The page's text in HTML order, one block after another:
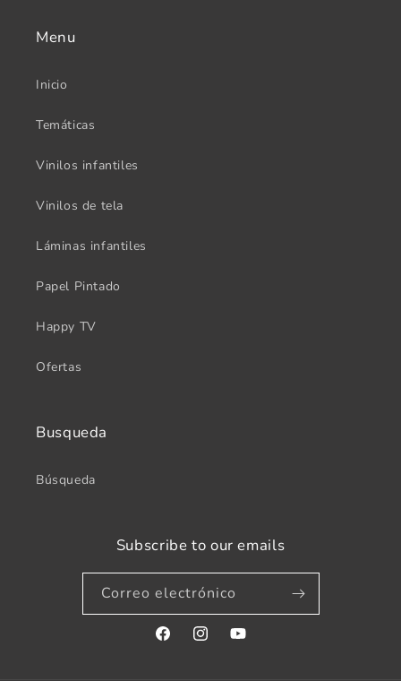
Menu
Inicio
Temáticas
Vinilos infantiles
Vinilos de tela
Láminas infantiles
Papel Pintado
Happy TV
Ofertas
Busqueda
Búsqueda
Subscribe to our emails
Correo electrónico
FacebookInstagramYouTube